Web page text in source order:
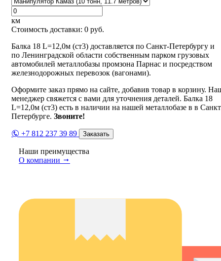
км
Стоимость доставки: 0 руб.
Балка 18 L=12,0м (ст3) доставляется по Санкт-Петербургу и
по Ленинградской области собственным парком грузовых
автомобилей металлобазы промзона Парнас и посредством
железнодорожных перевозок (вагонами).
Оформите заказ прямо на сайте, добавив товар в корзину.
менеджер свяжется с вами для уточнения деталей. Балка 18
L=12,0м (ст3) есть в наличии на нашей металлобазе в в
Петербурге. Звоните!
+7 812 237 39 89 Заказать
Наши преимущества
О компании